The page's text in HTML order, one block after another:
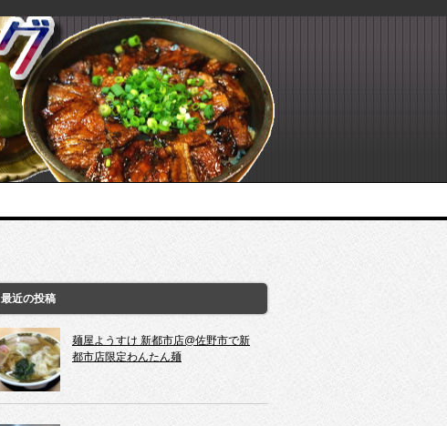
最近の投稿
麺屋ようすけ 新都市店@佐野市で新
都市店限定わんたん麺